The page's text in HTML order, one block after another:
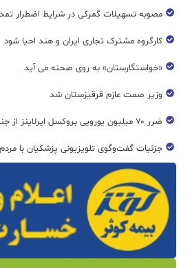
مصوبه تسهیلات گمرکی در شرایط اضطرار
کارگروه مشترک تجاری ایران و هند احیا شود
«خواستگارستان» به روی صحنه می آید
وزیر صمت عازم قرقیزستان شد
ضرر ۷۰ میلیون یورویی بروکسل ایرلاینز از جنگ علیه ایران
جزئیات گفت‌وگوی تلویزیونی پزشکیان با مردم